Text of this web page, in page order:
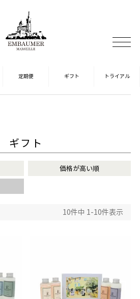
ギフト
価格が高い順
10件中 1-10件表示